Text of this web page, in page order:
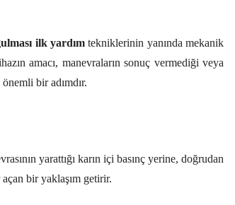
ilk yardım tekniklerinin yanında mekanik
amacı, manevraların sonuç vermediği veya
bir adımdır.
yarattığı karın içi basınç yerine, doğrudan
açan bir yaklaşım getirir.